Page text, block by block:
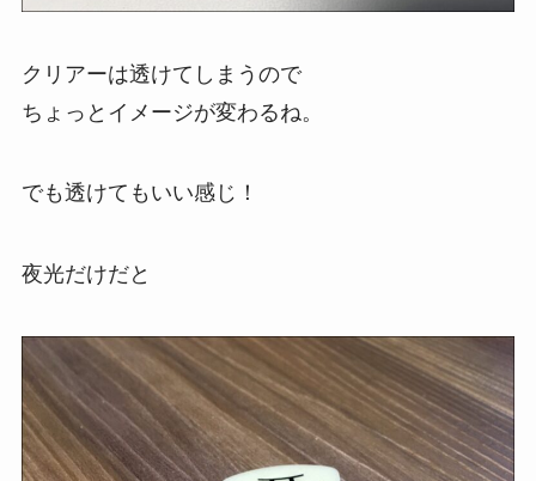
クリアーは透けてしまうので
ちょっとイメージが変わるね。
でも透けてもいい感じ！
夜光だけだと